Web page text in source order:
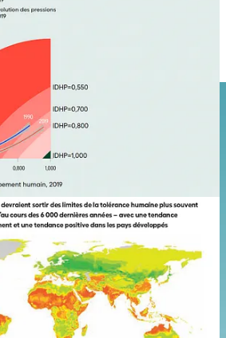
le rapport entre
et les limites planétaires